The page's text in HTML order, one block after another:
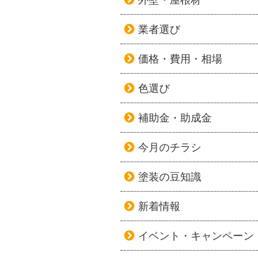
業者選び
価格・費用・相場
色選び
補助金・助成金
今月のチラシ
塗装の豆知識
新着情報
イベント・キャンペーン